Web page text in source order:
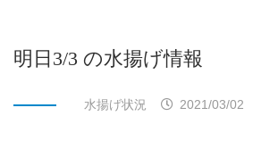
明日3/3 の水揚げ情報
水揚げ状況 2021/03/02